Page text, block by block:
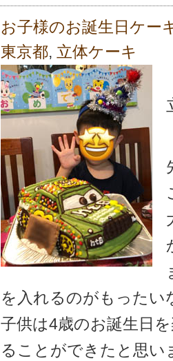
お子様のお誕生日ケー
東京都, 立体ケーキ
を入れるのがもったい
子供は4歳のお誕生日
ることができたと思い